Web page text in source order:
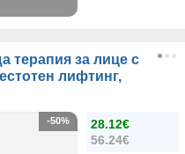
терапия за лице с
лифтинг,
28.12€
56.24€
-50%